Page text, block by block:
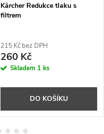
Kärcher Redukce tlaku s
filtrem
215 Kč bez DPH
260 Kč
Skladem 1 ks
DO KOŠÍKU